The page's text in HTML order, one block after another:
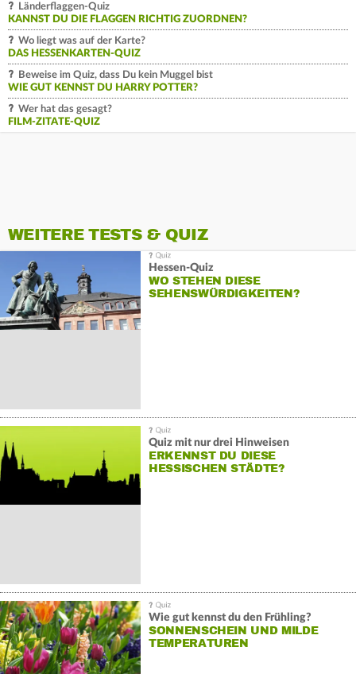
Länderflaggen-Quiz
KANNST DU DIE FLAGGEN RICHTIG ZUORDNEN?
Wo liegt was auf der Karte?
DAS HESSENKARTEN-QUIZ
Beweise im Quiz, dass Du kein Muggel bist
WIE GUT KENNST DU HARRY POTTER?
Wer hat das gesagt?
FILM-ZITATE-QUIZ
WEITERE TESTS & QUIZ
Hessen-Quiz
WO STEHEN DIESE
SEHENSWÜRDIGKEITEN?
Quiz mit nur drei Hinweisen
ERKENNST DU DIESE
HESSISCHEN STÄDTE?
Wie gut kennst du den Frühling?
SONNENSCHEIN UND MILDE
TEMPERATUREN